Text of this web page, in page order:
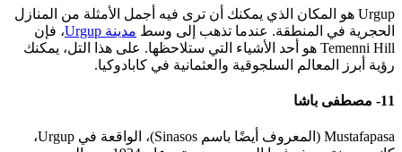
Urgup هو المكان الذي يمكنك أن ترى فيه أجمل الأمثلة من المنازل
الحجرية في المنطقة. عندما تذهب إلى وسط مدينة Urgup
، فإن
Temenni Hill هو أحد الأشياء التي ستلاحظها. على هذا التل، يمكنك
رؤية أبرز المعالم السلجوقية والعثمانية في كابادوكيا.
11- مصطفى باشا
Mustafapasa (المعروف أيضًا باسم Sinasos)، الواقعة في Urgup،